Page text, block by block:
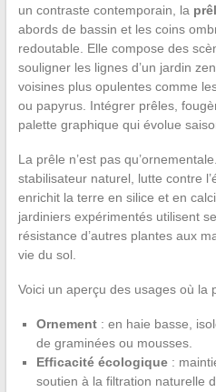
un contraste contemporain, la
abords de bassin et les coins
redoutable. Elle compose des
souligner les lignes d’un jardin
voisines plus opulentes comme
ou papyrus. Intégrer prêles,
palette graphique qui évolue
La prêle n’est pas
stabilisateur naturel, lutte contre
enrichit la terre en silice et en
jardiniers expérimentés utilisent
résistance d’autres plantes aux
vie du sol.
Voici un aperçu des usages où la
Ornement: en haie basse,
de graminées ou mousses.
Efﬁcacité écologique:
soutien à la filtration naturelle